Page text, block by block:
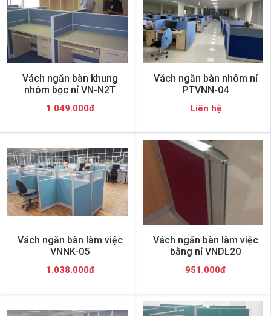
Vách ngăn bàn khung
nhôm bọc nỉ VN-N2T
1.049.000đ
Vách ngăn bàn nhôm nỉ
PTVNN-04
Liên hệ
Vách ngăn bàn làm việc
VNNK-05
1.038.000đ
Vách ngăn bàn làm việc
bằng nỉ VNDL20
951.000đ